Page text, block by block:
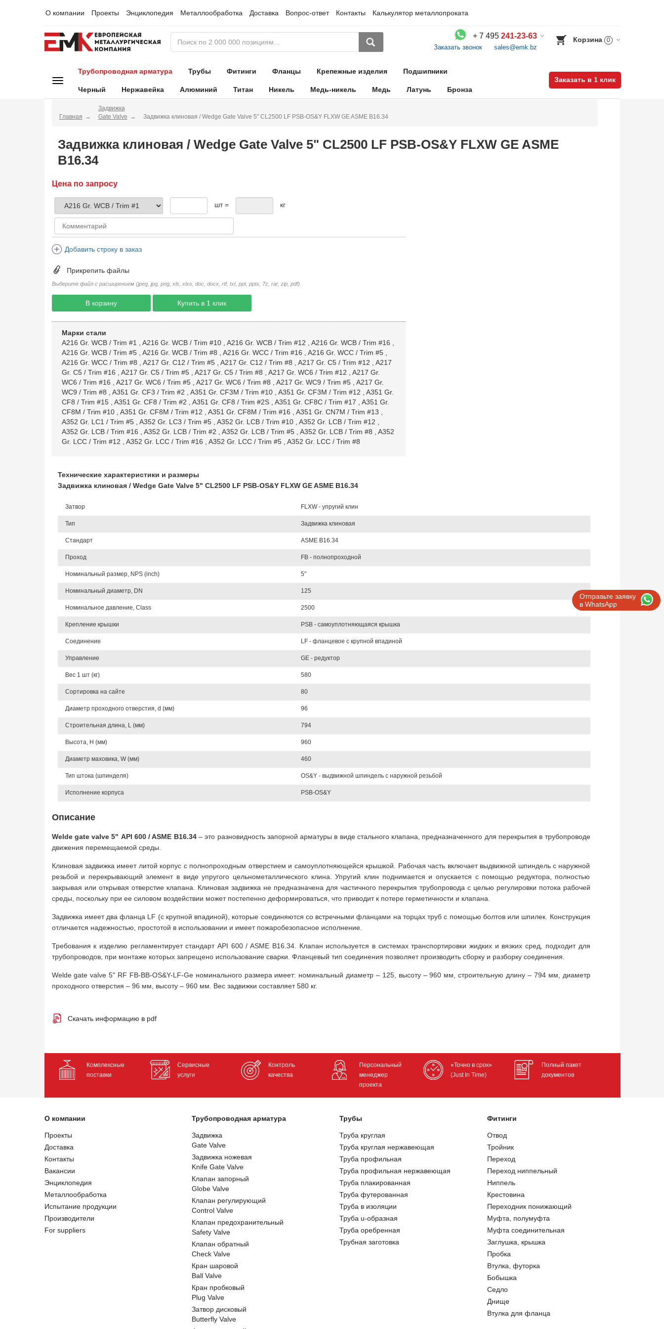
О компании Проекты Энциклопедия Металлообработка Доставка Вопрос-ответ Контакты Калькулятор металлопроката
+ 7 495 241-23-63
Заказать звонок sales@emk.bz
Корзина 0
Трубопроводная арматура Трубы Фитинги Фланцы Крепежные изделия Подшипники
Черный Нержавейка Алюминий Титан Никель Медь-никель Медь Латунь Бронза
Заказать в 1 клик
Отправьте заявку
в WhatsApp
Главная
Задвижка
Gate Valve
Задвижка клиновая / Wedge Gate Valve 5" CL2500 LF PSB-OS&Y FLXW GE ASME B16.34
Задвижка клиновая / Wedge Gate Valve 5" CL2500 LF PSB-OS&Y FLXW GE ASME
B16.34
Цена по запросу
шт = кг
Добавить строку в заказ
Прикрепить файлы
Выберите файл с расширением (jpeg, jpg, png, xls, xlxs, doc, docx, rtf, txt, ppt, pptx, 7z, rar, zip, pdf).
В корзину Купить в 1 клик
Марки стали
A216 Gr. WCB / Trim #1
A216 Gr. WCB / Trim #10, A216 Gr. WCB / Trim #12 A216 Gr. WCB / Trim #16
A216 Gr. WCB / Trim #5, A216 Gr. WCB / Trim #8 A216 Gr. WCC / Trim #16 A216 Gr. WCC / Trim #5,
A216 Gr. WCC / Trim #8
A217 Gr. C12 / Trim #5, A217 Gr. C12 / Trim #8 A217 Gr. C5 / Trim #12
A217
Gr. C5 / Trim #16
A217 Gr. C5 / Trim #5, A217 Gr. C5 / Trim #8 A217 Gr. WC6 / Trim #12
A217 Gr.
WC6 / Trim #16
A217 Gr. WC6 / Trim #5, A217 Gr. WC6 / Trim #8 A217 Gr. WC9 / Trim #5, A217 Gr.
WC9 / Trim #8
A351 Gr. CF3 / Trim #2 A351 Gr. CF3M / Trim #10, A351 Gr. CF3M / Trim #12
A351 Gr.
CF8 / Trim #15, A351 Gr. CF8 / Trim #2 A351 Gr. CF8 / Trim #2S, A351 Gr. CF8C / Trim #17
A351 Gr.
CF8M / Trim #10, A351 Gr. CF8M / Trim #12 A351 Gr. CF8M / Trim #16 A351 Gr. CN7M / Trim #13
A352 Gr. LC1 / Trim #5, A352 Gr. LC3 / Trim #5, A352 Gr. LCB / Trim #10, A352 Gr. LCB / Trim #12
A352 Gr. LCB / Trim #16
A352 Gr. LCB / Trim #2 A352 Gr. LCB / Trim #5, A352 Gr. LCB / Trim #8
A352
Gr. LCC / Trim #12
A352 Gr. LCC / Trim #16 A352 Gr. LCC / Trim #5, A352 Gr. LCC / Trim #8
Технические характеристики и размеры
Задвижка клиновая / Wedge Gate Valve 5" CL2500 LF PSB-OS&Y FLXW GE ASME B16.34
Затвор FLXW - упругий клин
Тип Задвижка клиновая
Стандарт ASME B16.34
Проход FB - полнопроходной
Номинальный размер, NPS (inch) 5"
Номинальный диаметр, DN 125
Номинальное давление, Class 2500
Крепление крышки PSB - самоуплотняющаяся крышка
Соединение LF - фланцевое с крупной впадиной
Управление GE - редуктор
Вес 1 шт (кг) 580
Сортировка на сайте 80
Диаметр проходного отверстия, d (мм) 96
Строительная длина, L (мм) 794
Высота, Н (мм) 960
Диаметр маховика, W (мм) 460
Тип штока (шпинделя) OS&Y - выдвижной шпиндель с наружной резьбой
Исполнение корпуса PSB-OS&Y
Описание
Welde gate valve 5" API 600 / ASME B16.34– это разновидность запорной арматуры в виде стального клапана, предназначенного для перекрытия в трубопроводе
движения перемещаемой среды.
Клиновая задвижка имеет литой корпус с полнопроходным отверстием и самоуплотняющейся крышкой. Рабочая часть включает выдвижной шпиндель с наружной
резьбой и перекрывающий элемент в виде упругого цельнометаллического клина. Упругий клин поднимается и опускается с помощью редуктора, полностью
закрывая или открывая отверстие клапана. Клиновая задвижка не предназначена для частичного перекрытия трубопровода с целью регулировки потока рабочей
среды, поскольку при ее силовом воздействии может постепенно деформироваться, что приводит к потере герметичности и клапана.
Задвижка имеет два фланца LF (с крупной впадиной), которые соединяются со встречными фланцами на торцах труб с помощью болтов или шпилек. Конструкция
отличается надежностью, простотой в использовании и имеет пожаробезопасное исполнение.
Требования к изделию регламентирует стандарт API 600 / ASME B16.34. Клапан используется в системах транспортировки жидких и вязких сред, подходит для
трубопроводов, при монтаже которых запрещено использование сварки. Фланцевый тип соединения позволяет производить сборку и разборку соединения.
Welde gate valve 5" RF FB-BB-OS&Y-LF-Ge номинального размера имеет: номинальный диаметр – 125, высоту – 960 мм, строительную длину – 794 мм, диаметр
проходного отверстия – 96 мм, высоту – 960 мм. Вес задвижки составляет 580 кг.
Скачать информацию в pdf
Комплексные
поставки
Сервисные
услуги
Контроль
качества
Персональный
менеджер
проекта
«Точно в срок»
(Just In Time)
Полный пакет
документов
О компании
Проекты
Доставка
Контакты
Вакансии
Энциклопедия
Металлообработка
Испытание продукции
Производители
For suppliers
Трубопроводная арматура
Задвижка
Gate Valve
Задвижка ножевая
Knife Gate Valve
Клапан запорный
Globe Valve
Клапан регулирующий
Control Valve
Клапан предохранительный
Safety Valve
Клапан обратный
Check Valve
Кран шаровой
Ball Valve
Кран пробковый
Plug Valve
Затвор дисковый
Butterfly Valve
Трубы
Труба круглая
Труба круглая нержавеющая
Труба профильная
Труба профильная нержавеющая
Труба плакированная
Труба футерованная
Труба в изоляции
Труба u-образная
Труба оребренная
Трубная заготовка
Фитинги
Отвод
Тройник
Переход
Переход ниппельный
Ниппель
Крестовина
Переходник понижающий
Муфта, полумуфта
Муфта соединительная
Заглушка, крышка
Пробка
Втулка, футорка
Бобышка
Седло
Днище
Втулка для фланца